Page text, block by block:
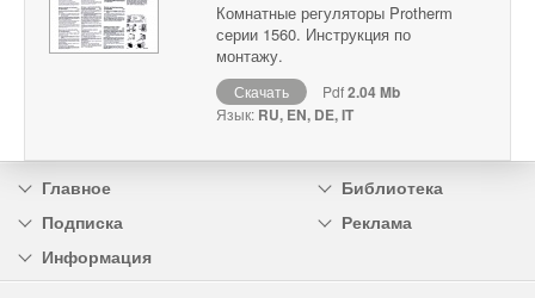
Комнатные регуляторы Protherm
серии 1560. Инструкция по
монтажу.
Скачать Pdf2.04 Mb
Язык: RU, EN, DE, IT
Главное
Библиотека
Подписка
Реклама
Информация